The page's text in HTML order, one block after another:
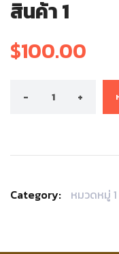
สินค้า 1
$100.00
Category: หมวดหมู่ 1